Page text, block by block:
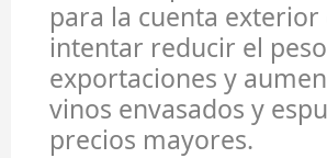
para la cuenta
intentar reducir el
exportaciones y
vinos envasados y
precios mayores.